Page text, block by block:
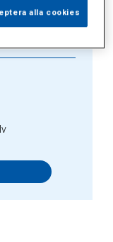
alla cookies